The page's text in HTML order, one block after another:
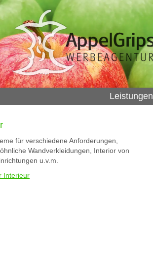
Leistungen
für verschiedene Anforderungen,
Wandverkleidungen, Interior von
u.v.m.
Interieur